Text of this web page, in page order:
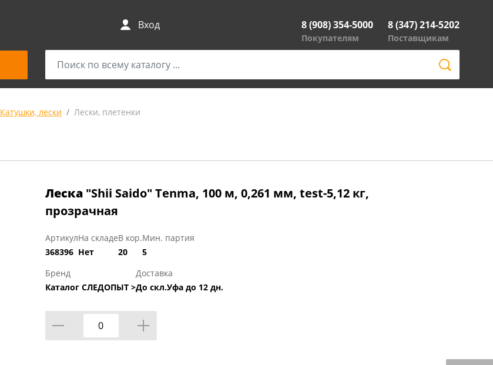
Вход 8 (908) 354-5000
Покупателям
8 (347) 214-5202
Поставщикам
Катушки, лески Лески, плетенки
Леска "Shii Saido" Tenma, 100 м, 0,261 мм, test-5,12 кг,
прозрачная
Артикул
368396
На складе
Нет
В кор.
20
Мин. партия
5
Бренд
Каталог СЛЕДОПЫТ >
Доставка
До скл.Уфа до 12 дн.